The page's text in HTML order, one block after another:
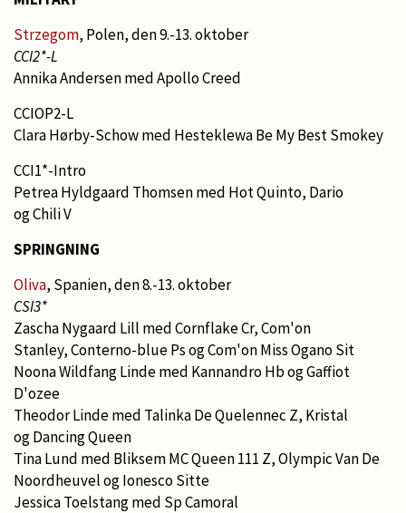
Strzegom, Polen, den 9.-13. oktober
CCI2*-L
Annika Andersen med Apollo Creed
CCIOP2-L
Clara Hørby-Schow med Hesteklewa Be My Best Smokey
CCI1*-Intro
Petrea Hyldgaard Thomsen med Hot Quinto, Dario
og Chili V
SPRINGNING
Oliva, Spanien, den 8.-13. oktober
CSI3*
Zascha Nygaard Lill med Cornflake Cr, Com'on
Stanley, Conterno-blue Ps og Com'on Miss Ogano Sit
Noona Wildfang Linde med Kannandro Hb og Gaffiot
D'ozee
Theodor Linde med Talinka De Quelennec Z, Kristal
og Dancing Queen
Tina Lund med Bliksem MC Queen 111 Z, Olympic Van De
Noordheuvel og Ionesco Sitte
Jessica Toelstang med Sp Camoral